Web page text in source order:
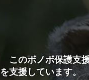
このボノボ保護支
を支援しています。